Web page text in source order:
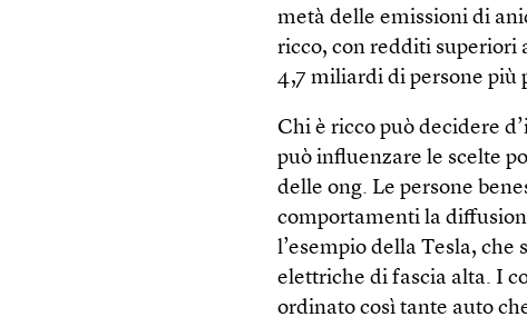
metà delle emissioni di
ricco, con redditi superiori
4,7 miliardi di persone più
Chi è ricco può decidere
può influenzare le scelte
delle ong. Le persone
comportamenti la
l’esempio della Tesla,
elettriche di fascia alta. I
ordinato così tante auto